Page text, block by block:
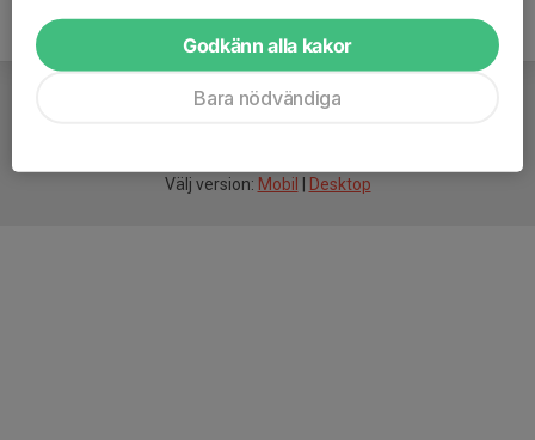
Välj version: Mobil Desktop
Godkänn alla kakor
Bara nödvändiga